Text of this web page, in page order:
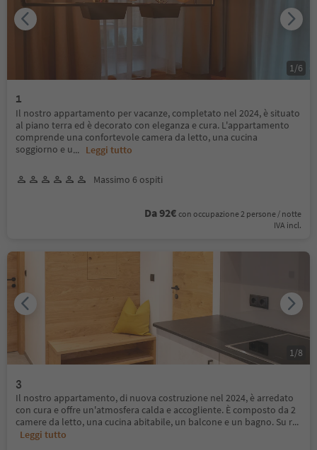
1
Il nostro appartamento per vacanze, completato nel 2024, è situato
al piano terra ed è decorato con eleganza e cura. L'appartamento
comprende una confortevole camera da letto, una cucina
soggiorno e u... Leggi tutto
Massimo 6 ospiti
Da 92€ con occupazione 2 persone / notte
IVA incl.
1 /6
3
Il nostro appartamento, di nuova costruzione nel 2024, è arredato
con cura e offre un'atmosfera calda e accogliente. È composto da 2
camere da letto, una cucina abitabile, un balcone e un bagno. Su r...
Leggi tutto
1 /8